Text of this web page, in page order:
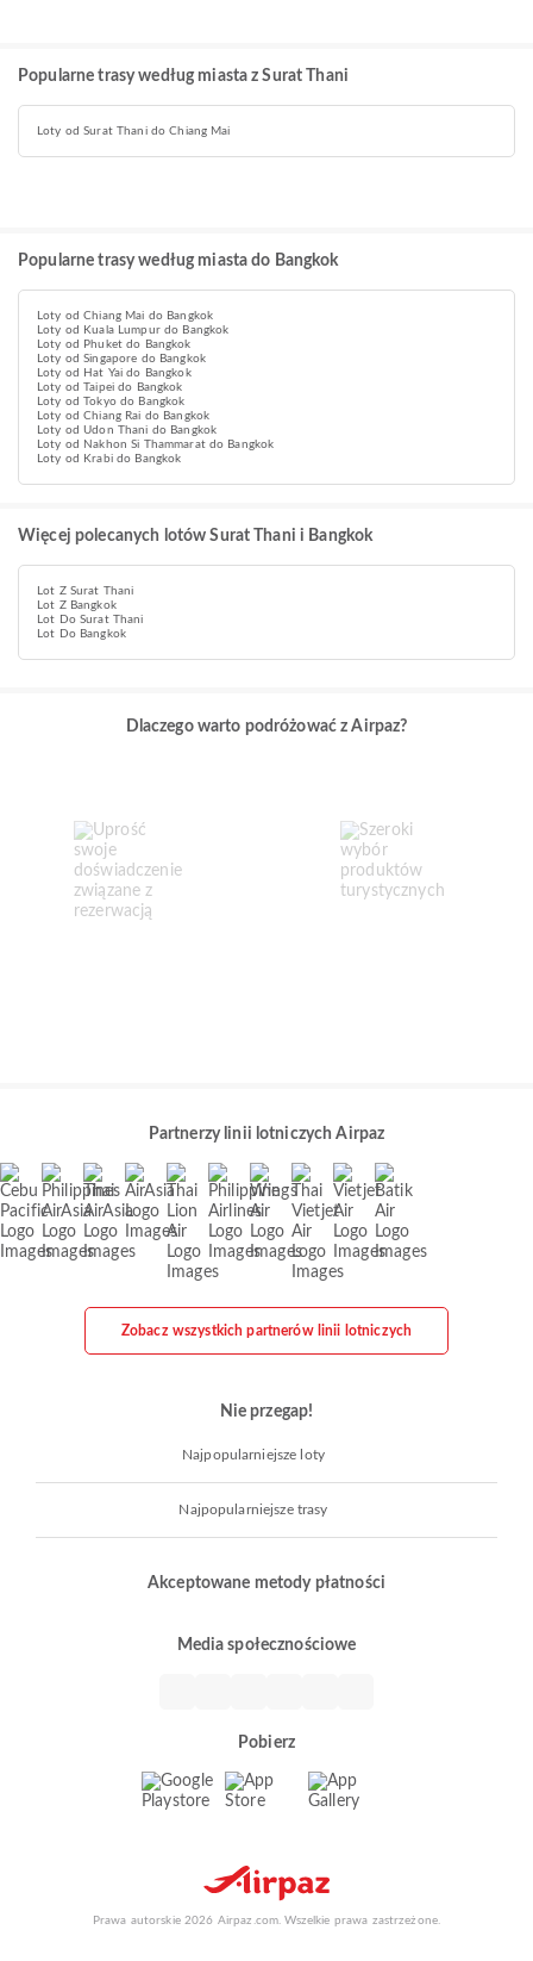
Popularne trasy według miasta z Surat Thani
Loty od Surat Thani do Chiang Mai
Popularne trasy według miasta do Bangkok
Loty od Chiang Mai do Bangkok
Loty od Kuala Lumpur do Bangkok
Loty od Phuket do Bangkok
Loty od Singapore do Bangkok
Loty od Hat Yai do Bangkok
Loty od Taipei do Bangkok
Loty od Tokyo do Bangkok
Loty od Chiang Rai do Bangkok
Loty od Udon Thani do Bangkok
Loty od Nakhon Si Thammarat do Bangkok
Loty od Krabi do Bangkok
Więcej polecanych lotów Surat Thani i Bangkok
Lot Z Surat Thani
Lot Z Bangkok
Lot Do Surat Thani
Lot Do Bangkok
Dlaczego warto podróżować z Airpaz?
Partnerzy linii lotniczych Airpaz
Zobacz wszystkich partnerów linii lotniczych
Nie przegap!
Najpopularniejsze loty
Najpopularniejsze trasy
Akceptowane metody płatności
Media społecznościowe
Pobierz
Prawa autorskie 2026 Airpaz.com. Wszelkie prawa zastrzeżone.